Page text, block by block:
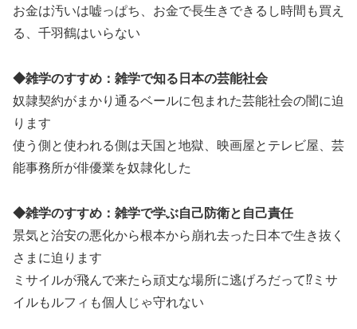
お金は汚いは嘘っぱち、お金で長生きできるし時間も買え
る、千羽鶴はいらない
◆雑学のすすめ：雑学で知る日本の芸能社会
奴隷契約がまかり通るベールに包まれた芸能社会の闇に迫
ります
使う側と使われる側は天国と地獄、映画屋とテレビ屋、芸
能事務所が俳優業を奴隷化した
◆雑学のすすめ：雑学で学ぶ自己防衛と自己責任
景気と治安の悪化から根本から崩れ去った日本で生き抜く
さまに迫ります
ミサイルが飛んで来たら頑丈な場所に逃げろだって⁉ミサ
イルもルフィも個人じゃ守れない